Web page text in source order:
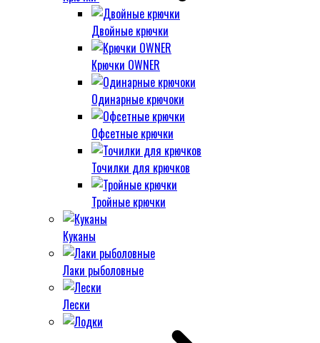
Двойные крючки
Крючки OWNER
Одинарные крючоки
Офсетные крючки
Точилки для крючков
Тройные крючки
Куканы
Лаки рыболовные
Лески